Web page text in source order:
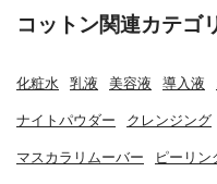
コットン関連カテゴ
化粧水 乳液 美容液 導入液
ナイトパウダー クレンジング
マスカラリムーバー ピーリン